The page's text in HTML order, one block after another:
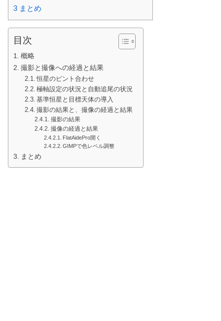
3 まとめ
目次
概略
撮影と撮像への経過と結果
恒星のピント合わせ
極軸設定の状況と自動追尾の状況
基準恒星と目標天体の導入
撮影の結果と、撮像の経過と結果
撮影の結果
撮像の経過と結果
FlatAidePro開く
GIMPで色レベル調整
まとめ